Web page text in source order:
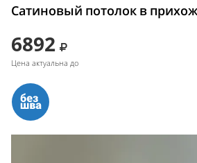
Сатиновый потолок в
6892
Цена актуальна до